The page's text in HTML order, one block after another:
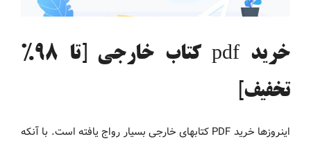
خرید pdf کتاب خارجی [تا 98%
تخفیف]
اینروزها خرید PDF کتاب‎های خارجی بسیار رواج یافته است. با آنکه